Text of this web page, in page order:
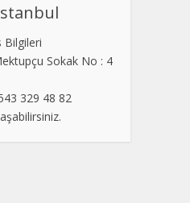
Bilgileri
Sokak No : 4
329 48 82